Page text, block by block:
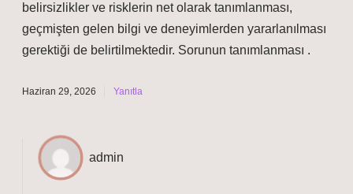
belirsizlikler ve risklerin net olarak tanımlanması,
geçmişten gelen bilgi ve deneyimlerden yararlanılması
gerektiği de belirtilmektedir. Sorunun tanımlanması .
Haziran 29, 2026 Yanıtla
admin